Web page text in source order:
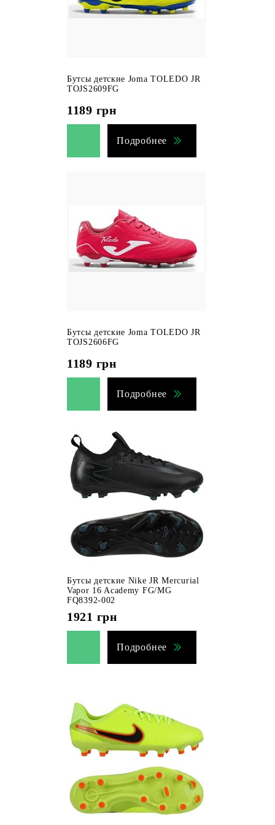
Бутсы детские Joma TOLEDO JR
TOJS2609FG
1189 грн
Подробнее
Бутсы детские Joma TOLEDO JR
TOJS2606FG
1189 грн
Подробнее
Бутсы детские Nike JR Mercurial
Vapor 16 Academy FG/MG
FQ8392-002
1921 грн
Подробнее